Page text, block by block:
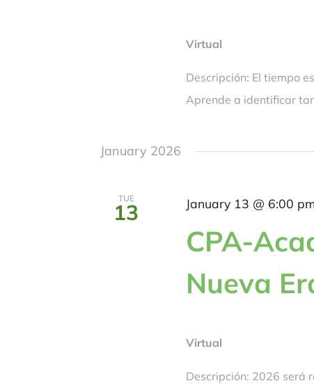
Virtual
Descripción: El tiempo
Aprende a identificar
January 2026
TUE
13 January 13 @ 6:00
CPA-
Nueva
Virtual
Descripción: 2026 será